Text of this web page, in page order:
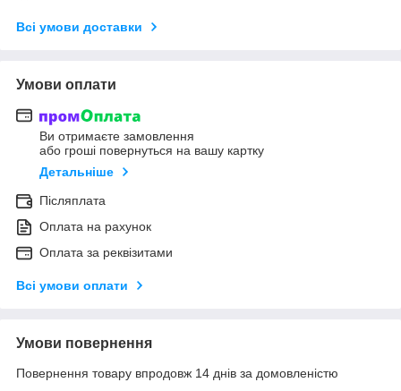
Всі умови доставки
Умови оплати
Ви отримаєте замовлення
або гроші повернуться на вашу картку
Детальніше
Післяплата
Оплата на рахунок
Оплата за реквізитами
Всі умови оплати
Умови повернення
Повернення товару впродовж 14 днів за домовленістю